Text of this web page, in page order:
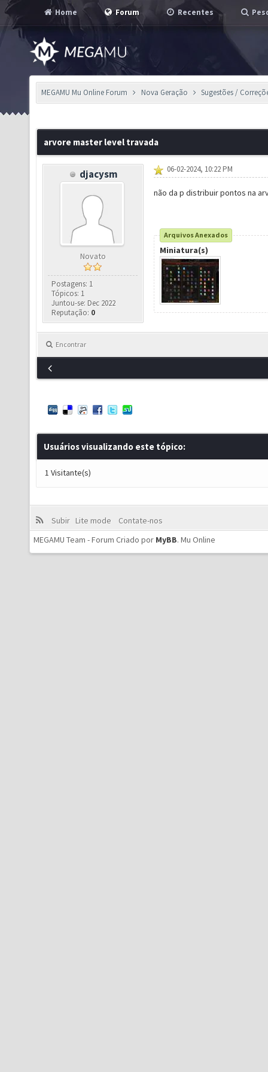
Home Forum Recentes
MEGAMU Mu Online Forum Nova Geração Sugestões /
arvore master level travada
djacysm
Novato
Postagens: 1
Tópicos: 1
Juntou-se: Dec 2022
Reputação: 0
06-02-2024, 10:22 PM
não da p distribuir pontos na
Arquivos Anexados
Miniatura(s)
Encontrar
Usuários visualizando este tópico:
1 Visitante(s)
Subir Lite mode
Contate-nos
MEGAMU Team - Forum Criado por MyBB. Mu Online